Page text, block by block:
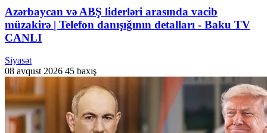
Azərbaycan və ABŞ liderləri arasında vacib
müzakirə | Telefon danışığının detalları - Baku TV
CANLI
Siyasət
08 avqust 2026 45 baxış